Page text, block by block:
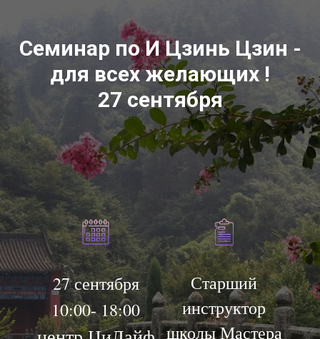
Семинар по И Цзинь Цзин -
для всех желающих !
27 сентября
27 сентября
10:00- 18:00
Старший
инструктор
школы Мастера